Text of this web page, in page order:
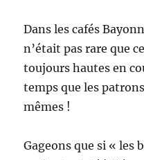
Dans les cafés
n’était pas rare que
toujours hautes en
temps que les
mêmes !
Gageons que si « les